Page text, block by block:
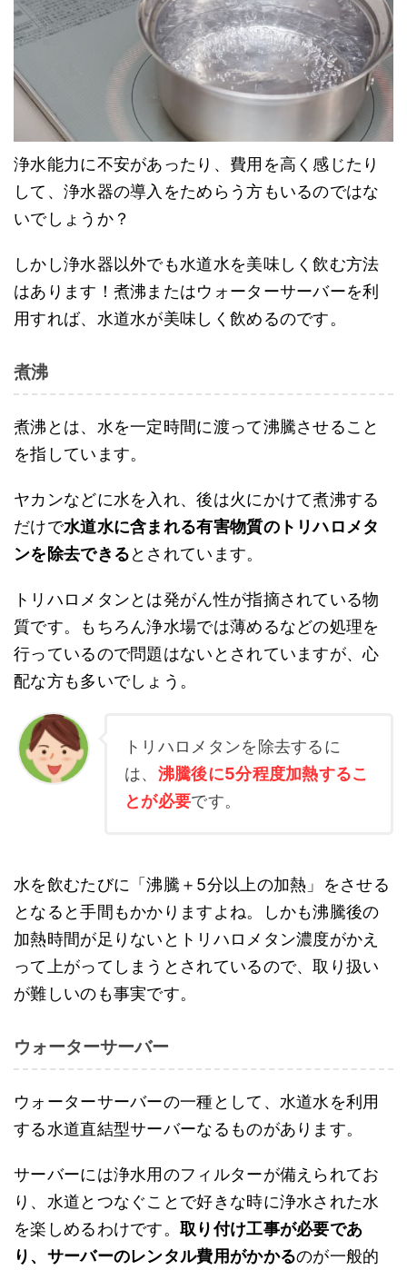
浄水能力に不安があったり、費用を高く感じたり
して、浄水器の導入をためらう方もいるのではな
いでしょうか？
しかし浄水器以外でも水道水を美味しく飲む方法
はあります！煮沸またはウォーターサーバーを利
用すれば、水道水が美味しく飲めるのです。
煮沸
煮沸とは、水を一定時間に渡って沸騰させること
を指しています。
ヤカンなどに水を入れ、後は火にかけて煮沸する
だけで水道水に含まれる有害物質のトリハロメタ
ンを除去できるとされています。
トリハロメタンとは発がん性が指摘されている物
質です。もちろん浄水場では薄めるなどの処理を
行っているので問題はないとされていますが、心
配な方も多いでしょう。
トリハロメタンを除去するに
は、 沸騰後に5分程度加熱するこ
とが必要です。
水を飲むたびに「沸騰＋5分以上の加熱」をさせる
となると手間もかかりますよね。しかも沸騰後の
加熱時間が足りないとトリハロメタン濃度がかえ
って上がってしまうとされているので、取り扱い
が難しいのも事実です。
ウォーターサーバー
ウォーターサーバーの一種として、水道水を利用
する水道直結型サーバーなるものがあります。
サーバーには浄水用のフィルターが備えられてお
り、水道とつなぐことで好きな時に浄水された水
を楽しめるわけです。 取り付け工事が必要であ
り、サーバーのレンタル費用がかかるのが一般的